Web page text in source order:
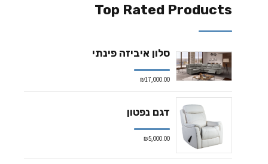
Top Rated Products
סלון איביזה פינתי
₪17,000.00
דגם נפטון
₪5,000.00